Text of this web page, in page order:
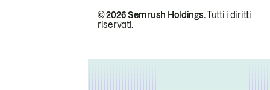
© 2026 Semrush Holdings.Tutti i diritti
riservati.